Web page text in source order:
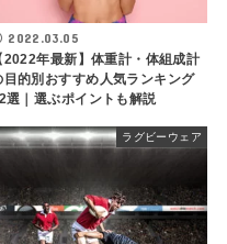
2022.03.05
2022年最新】体重計・体組成計
目的別おすすめ人気ランキング
選｜選ぶポイントも解説
ラグビーウェア